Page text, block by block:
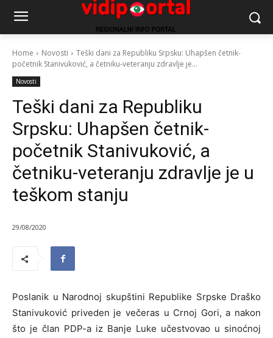
Home Novosti
Teški dani za Republiku Srpsku: Uhapšen četnik-
početnik Stanivuković, a četniku-veteranju zdravlje je...
Novosti
Teški dani za Republiku
Srpsku: Uhapšen četnik-
početnik Stanivuković, a
četniku-veteranju zdravlje je u
teškom stanju
29/08/2020
Poslanik u Narodnoj skupštini Republike Srpske Draško
Stanivuković priveden je večeras u Crnoj Gori, a nakon
što je član PDP-a iz Banje Luke učestvovao u sinoćnoj